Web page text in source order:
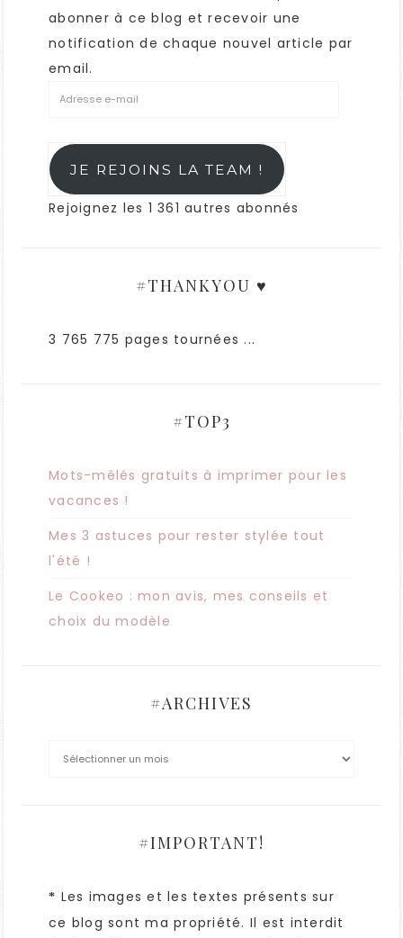
abonner à ce blog et recevoir une
notification de chaque nouvel article par
email.
JE REJOINS LA TEAM !
Rejoignez les 1 361 autres abonnés
#THANKYOU ♥
3 765 775 pages tournées ...
#TOP3
Mots-mêlés gratuits à imprimer pour les
vacances !
Mes 3 astuces pour rester stylée tout
l'été !
Le Cookeo : mon avis, mes conseils et
choix du modèle
#ARCHIVES
#IMPORTANT!
* Les images et les textes présents sur
ce blog sont ma propriété. Il est interdit